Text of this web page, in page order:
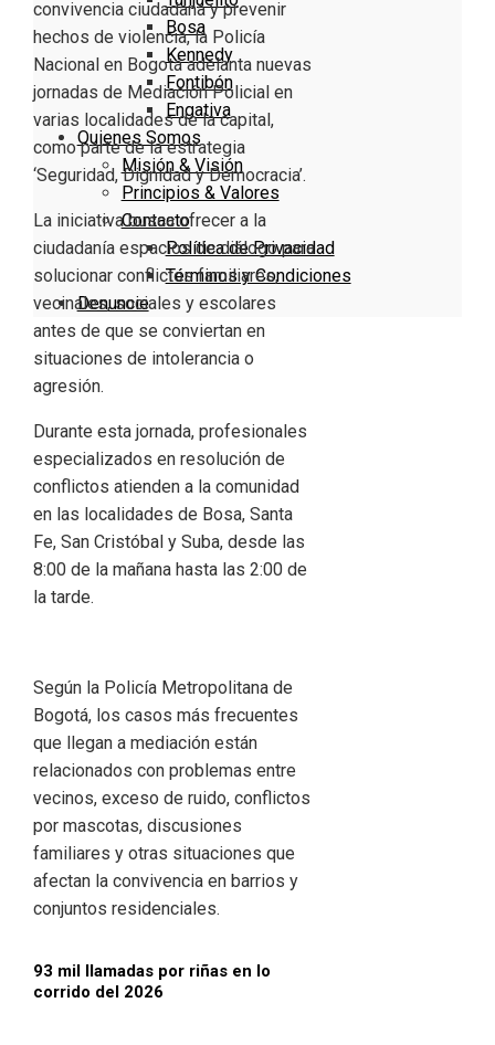
Bosa
Kennedy
Fontibón
Engativa
Quienes Somos
Misión & Visión
Principios & Valores
Contacto
Política de Privacidad
Términos y Condiciones
Denuncie
convivencia ciudadana y prevenir
hechos de violencia, la Policía
Nacional en Bogotá adelanta nuevas
jornadas de Mediación Policial en
varias localidades de la capital,
como parte de la estrategia
‘Seguridad, Dignidad y Democracia’.
La iniciativa busca ofrecer a la
ciudadanía espacios de diálogo para
solucionar conflictos familiares,
vecinales, sociales y escolares
antes de que se conviertan en
situaciones de intolerancia o
agresión.
Durante esta jornada, profesionales
especializados en resolución de
conflictos atienden a la comunidad
en las localidades de Bosa, Santa
Fe, San Cristóbal y Suba, desde las
8:00 de la mañana hasta las 2:00 de
la tarde.
Según la Policía Metropolitana de
Bogotá, los casos más frecuentes
que llegan a mediación están
relacionados con problemas entre
vecinos, exceso de ruido, conflictos
por mascotas, discusiones
familiares y otras situaciones que
afectan la convivencia en barrios y
conjuntos residenciales.
93 mil llamadas por riñas en lo
corrido del 2026